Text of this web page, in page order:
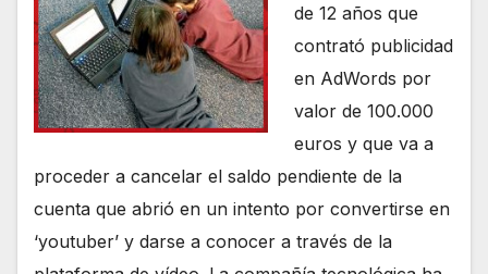
de 12 años que
contrató publicidad
en AdWords por
valor de 100.000
euros y que va a
proceder a cancelar el saldo pendiente de la
cuenta que abrió en un intento por convertirse en
‘youtuber’ y darse a conocer a través de la